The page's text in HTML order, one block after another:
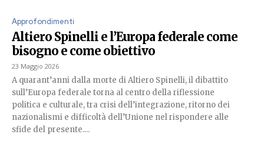
Approfondimenti
Altiero Spinelli e l’Europa federale come
bisogno e come obiettivo
23 Maggio 2026
A quarant’anni dalla morte di Altiero Spinelli, il dibattito
sull’Europa federale torna al centro della riflessione
politica e culturale, tra crisi dell’integrazione, ritorno dei
nazionalismi e difficoltà dell’Unione nel rispondere alle
sfide del presente....